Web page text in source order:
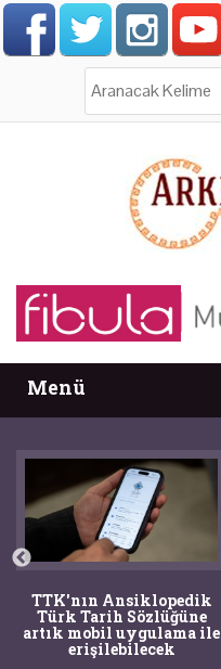
Menü
TTK'nın Ansiklopedik
Türk Tarih Sözlüğüne
artık mobil uygulama ile
erişilebilecek